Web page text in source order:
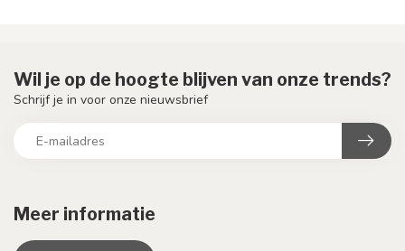
Meer informatie
Wil je op de hoogte blijven van onze trends?
Schrijf je in voor onze nieuwsbrief